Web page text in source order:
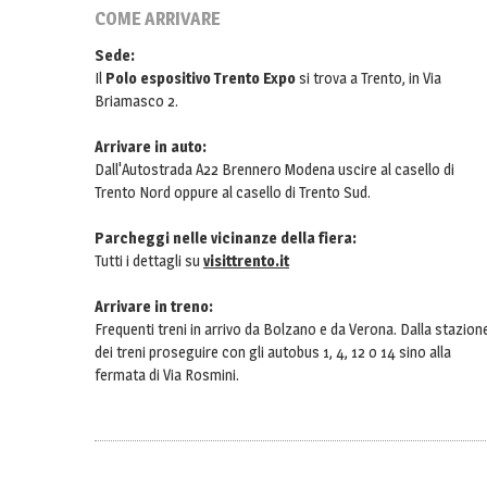
COME ARRIVARE
Sede:
Il Polo espositivo Trento Exposi trova a Trento, in Via
Briamasco 2.
Arrivare in auto:
Dall'Autostrada A22 Brennero Modena uscire al casello di
Trento Nord oppure al casello di Trento Sud.
Parcheggi nelle vicinanze della fiera:
Tutti i dettagli su visittrento.it
Arrivare in treno:
Frequenti treni in arrivo da Bolzano e da Verona. Dalla
dei treni proseguire con gli autobus 1, 4, 12 o 14 sino alla
fermata di Via Rosmini.